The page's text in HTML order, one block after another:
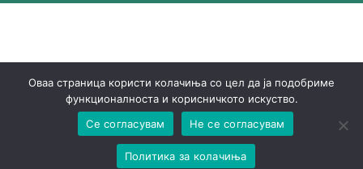
Оваа страница користи колачиња со цел да ја подобриме
функционалноста и корисничкото искуство.
Се согласувам
Не се согласувам
Политика за колачиња